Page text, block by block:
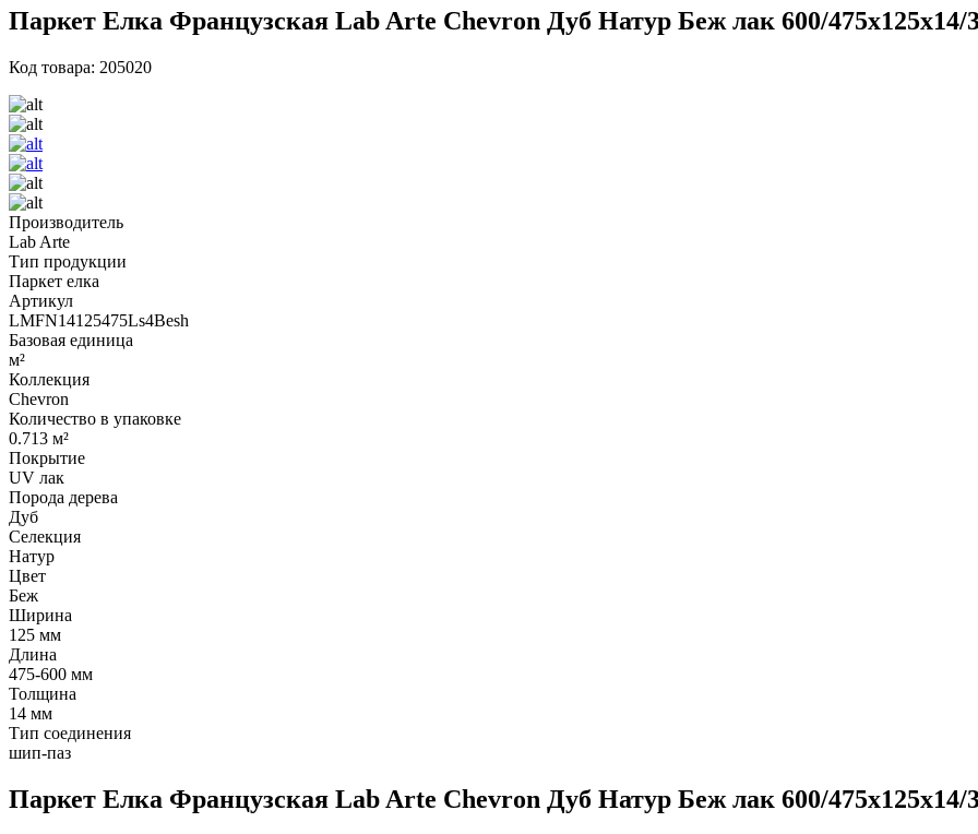
Паркет Елка Французская Lab Arte Chevron Дуб Натур Беж лак 600/475х125х14/
Код товара: 205020
Производитель
Lab Arte
Тип продукции
Паркет елка
Артикул
LMFN14125475Ls4Besh
Базовая единица
м²
Коллекция
Chevron
Количество в упаковке
0.713 м²
Покрытие
UV лак
Порода дерева
Дуб
Селекция
Натур
Цвет
Беж
Ширина
125 мм
Длина
475-600 мм
Толщина
14 мм
Тип соединения
шип-паз
Паркет Елка Французская Lab Arte Chevron Дуб Натур Беж лак 600/475х125х14/